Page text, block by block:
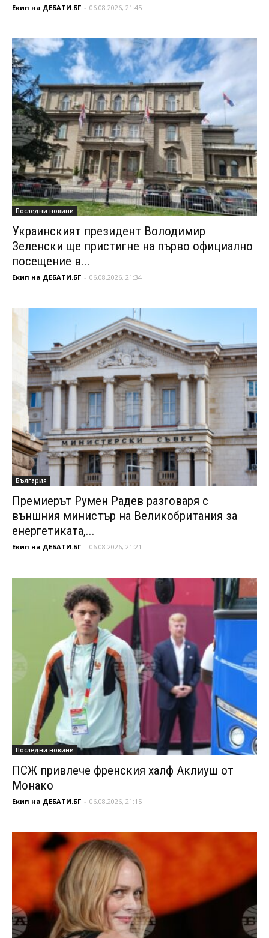
Екип на ДЕБАТИ.БГ - 06.08.2026, 21:45
Последни новини
Украинският президент Володимир
Зеленски ще пристигне на първо официално
посещение в...
Екип на ДЕБАТИ.БГ - 06.08.2026, 21:34
България
Премиерът Румен Радев разговаря с
външния министър на Великобритания за
енергетиката,...
Екип на ДЕБАТИ.БГ - 06.08.2026, 21:21
Последни новини
ПСЖ привлече френския халф Аклиуш от
Монако
Екип на ДЕБАТИ.БГ - 06.08.2026, 21:15